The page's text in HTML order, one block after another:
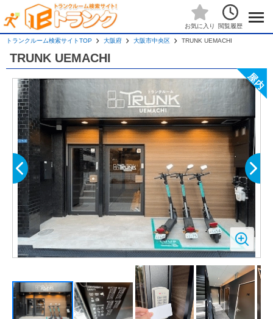
お気に入り 閲覧履歴
トランクルーム検索サイトTOP 大阪府 大阪市中央区 TRUNK UEMACHI
TRUNK UEMACHI